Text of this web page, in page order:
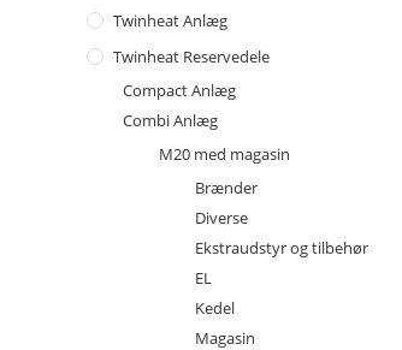
Twinheat Anlæg
Twinheat Reservedele
Compact Anlæg
Combi Anlæg
M20 med magasin
Brænder
Diverse
Ekstraudstyr og tilbehør
EL
Kedel
Magasin